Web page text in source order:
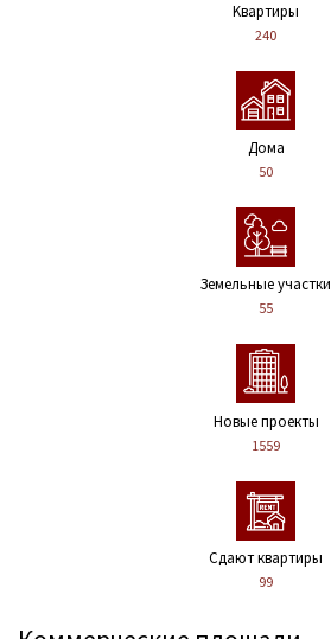
Kвартиры
240
Дома
50
Земельные участки
55
Новые проекты
1559
Сдают квартиры
99